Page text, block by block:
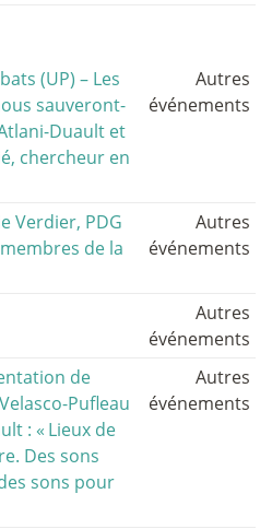
(UP) – Les
sauveront-
Duault et
chercheur en
Autres
événements
Verdier, PDG
de la
Autres
événements
Autres
événements
de
Pufleau
: « Lieux de
Des sons
sons pour
Autres
événements